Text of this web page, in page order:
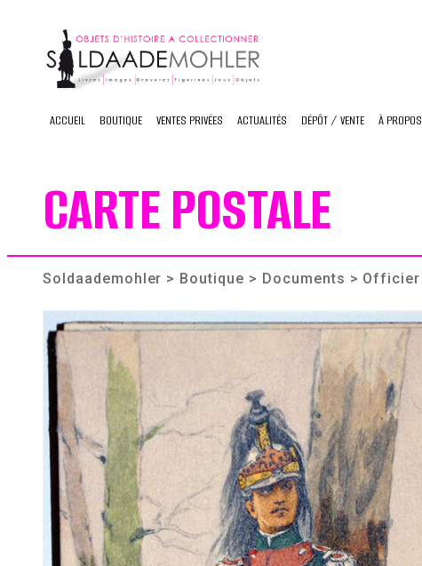
content
ACCUEIL BOUTIQUE VENTES PRIVÉES ACTUALITÉS DÉPÔT / VENTE À PROPOS
CARTE POSTALE
Soldaademohler > Boutique > Documents >